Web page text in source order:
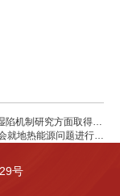
机制研究方面取得新
地热能源问题进行交
号